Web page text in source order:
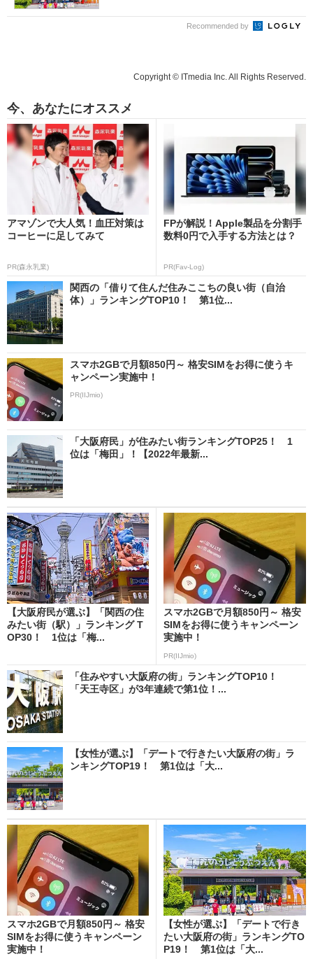
Recommended by
Copyright © ITmedia Inc. All Rights Reserved.
今、あなたにオススメ
アマゾンで大人気！血圧対策は
コーヒーに足してみて
PR(森永乳業)
FPが解説！Apple製品を分割手
数料0円で入手する方法とは？
PR(Fav-Log)
関西の「借りて住んだ住みここちの良い街（自治
体）」ランキングTOP10！ 第1位...
スマホ2GBで月額850円～ 格安SIMをお得に使うキ
ャンペーン実施中！
PR(IIJmio)
「大阪府民」が住みたい街ランキングTOP25！ 1
位は「梅田」！【2022年最新...
【大阪府民が選ぶ】「関西の住
みたい街（駅）」ランキング T
OP30！ 1位は「梅...
スマホ2GBで月額850円～ 格安
SIMをお得に使うキャンペーン
実施中！
PR(IIJmio)
「住みやすい大阪府の街」ランキングTOP10！
「天王寺区」が3年連続で第1位！...
【女性が選ぶ】「デートで行きたい大阪府の街」ラ
ンキングTOP19！ 第1位は「大...
スマホ2GBで月額850円～ 格安
SIMをお得に使うキャンペーン
実施中！
【女性が選ぶ】「デートで行き
たい大阪府の街」ランキングTO
P19！ 第1位は「大...